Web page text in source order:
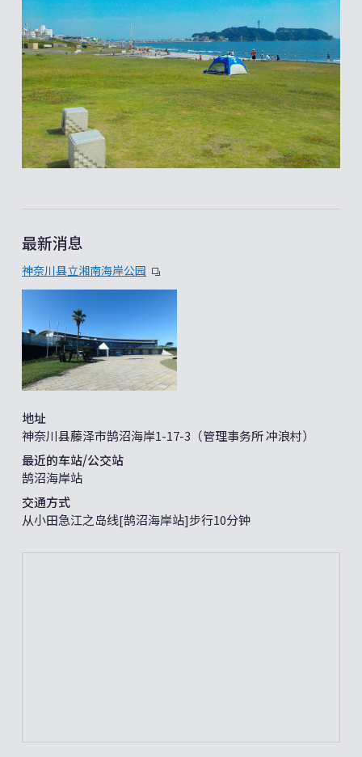
最新消息
神奈川县立湘南海岸公园
地址
神奈川县藤泽市鹄沼海岸1-17-3（管理事务所 冲浪村）
最近的车站/公交站
鹄沼海岸站
交通方式
从小田急江之岛线[鹄沼海岸站]步行10分钟